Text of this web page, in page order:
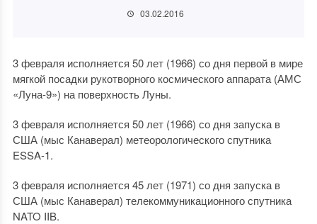
03.02.2016
3 февраля исполняется 50 лет (1966) со дня первой в мире
мягкой посадки рукотворного космического аппарата (АМС
«Луна-9») на поверхность Луны.
3 февраля исполняется 50 лет (1966) со дня запуска в
США (мыс Канаверал) метеорологического спутника
ESSA-1.
3 февраля исполняется 45 лет (1971) со дня запуска в
США (мыс Канаверал) телекоммуникационного спутника
NATO IIB.